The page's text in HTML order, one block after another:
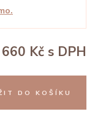
Kč s DPH
DO KOŠÍKU